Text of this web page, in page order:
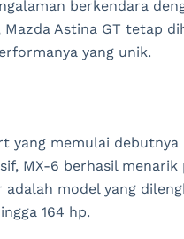
berkendara
Mazda Astina GT tetap
yang unik.
yang memulai
MX-6 berhasil
model yang
164 hp.